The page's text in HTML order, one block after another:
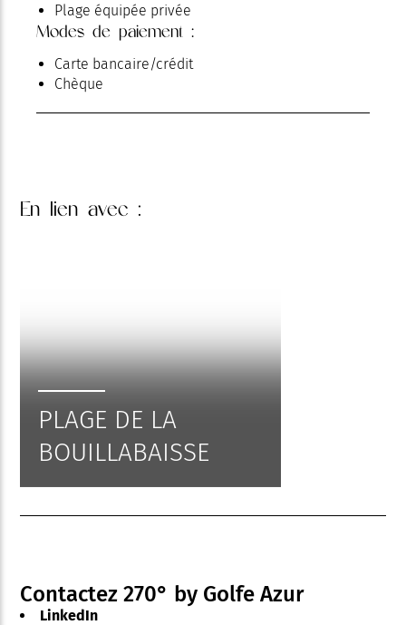
Plage équipée privée
Modes de paiement :
Carte bancaire/crédit
Chèque
En lien avec :
PLAGE DE LA
BOUILLABAISSE
Contactez 270° by Golfe Azur
LinkedIn